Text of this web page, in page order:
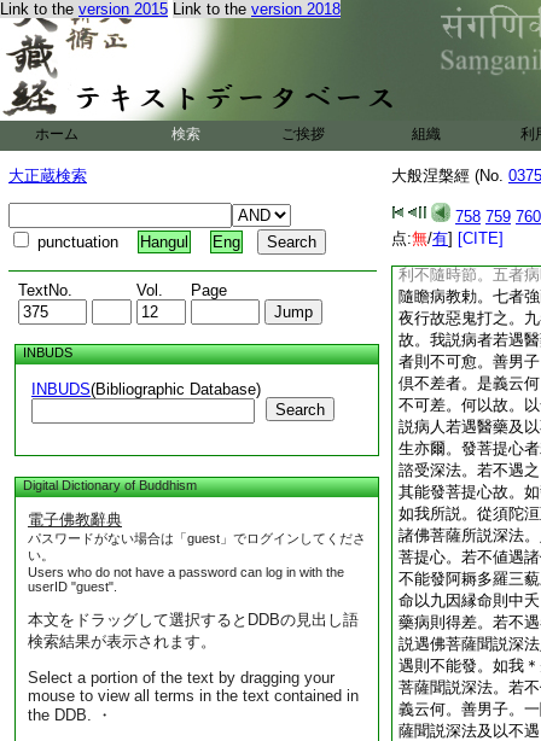
Link to the version 2015 Link to the version 2018
ホーム 検索 ご挨拶 組織 利
大正蔵検索
punctuation Hangul Eng
TextNo. Vol. Page
INBUDS
INBUDS(Bibliographic Database)
Search
Digital Dictionary of Buddhism
電子佛教辭典
パスワードがない場合は「guest」でログインしてくださ
い。
Users who do not have a password can log in with the
userID "guest".
本文をドラッグして選択するとDDBの見出し語
検索結果が表示されます。
Select a portion of the text by dragging your
mouse to view all terms in the text contained in
the DDB. ・
大般涅槃經 (No.
758 759 760
点:無/有] [CITE]
先説。三種病
以不遇病悉得差。
壽命。所以者何。
種善。謂上中下。
得良醫好藥瞻病。
以故。得定命故。
人得遇良醫好藥瞻
者則不得差。是義
壽命不定。命雖不
何等爲九。一者知
多食。三者宿食未
利不隨時節。五者
隨瞻病教勅。七者
夜行故惡鬼打之。
故。我説病者若遇
者則不可愈。善男
倶不差者。是義云
不可差。何以故。
説病人若遇醫藥及
生亦爾。發菩提心
諮受深法。若不遇
其能發菩提心故。
如我所説。從須陀
諸佛菩薩所説深法
菩提心。若不値遇
不能發阿耨多羅三
命以九因縁命則中
藥病則得差。若不
説遇佛菩薩聞説深
遇則不能發。如我
菩薩聞説深法。若
義云何。善男子。
薩聞説深法及以不